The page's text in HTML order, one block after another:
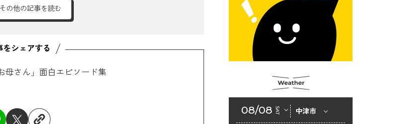
の他の記事を読む
母さん」面白エピソード集
ェルターの指定
2026年6月10日 令和８年経済
センサス-活動調査
2026年6月9日 令和８年第３
回定例会「一般質問一覧表」
2026年6月5日 新婚世帯の家
2026年6月2日 戸籍に氏名の
振り仮名が記載されます
08/08 SAT 中津市